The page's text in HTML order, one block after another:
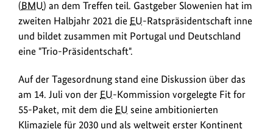
die
Umweltministerinnen
und
minister
EU
zu
(BMU) an dem Treffen teil. Gastgeber Slowenien hat im
zweiten Halbjahr 2021 die EU-Ratspräsidentschaft inne
und bildet zusammen mit Portugal und Deutschland
eine "Trio-Präsidentschaft".
Auf der Tagesordnung stand eine Diskussion über das
am 14. Juli von der EU-Kommission vorgelegte Fit for
55-Paket, mit dem die EU seine ambitionierten
Klimaziele für 2030 und als weltweit erster Kontinent